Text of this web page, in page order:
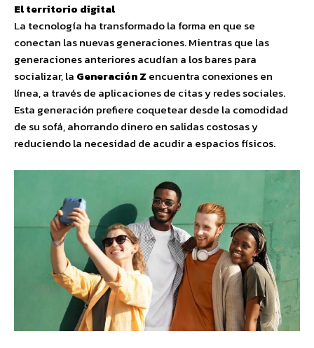
El territorio digital
La tecnología ha transformado la forma en que se
conectan las nuevas generaciones. Mientras que las
generaciones anteriores acudían a los bares para
socializar, la Generación Z encuentra conexiones en
línea, a través de aplicaciones de citas y redes sociales.
Esta generación prefiere coquetear desde la comodidad
de su sofá, ahorrando dinero en salidas costosas y
reduciendo la necesidad de acudir a espacios físicos.